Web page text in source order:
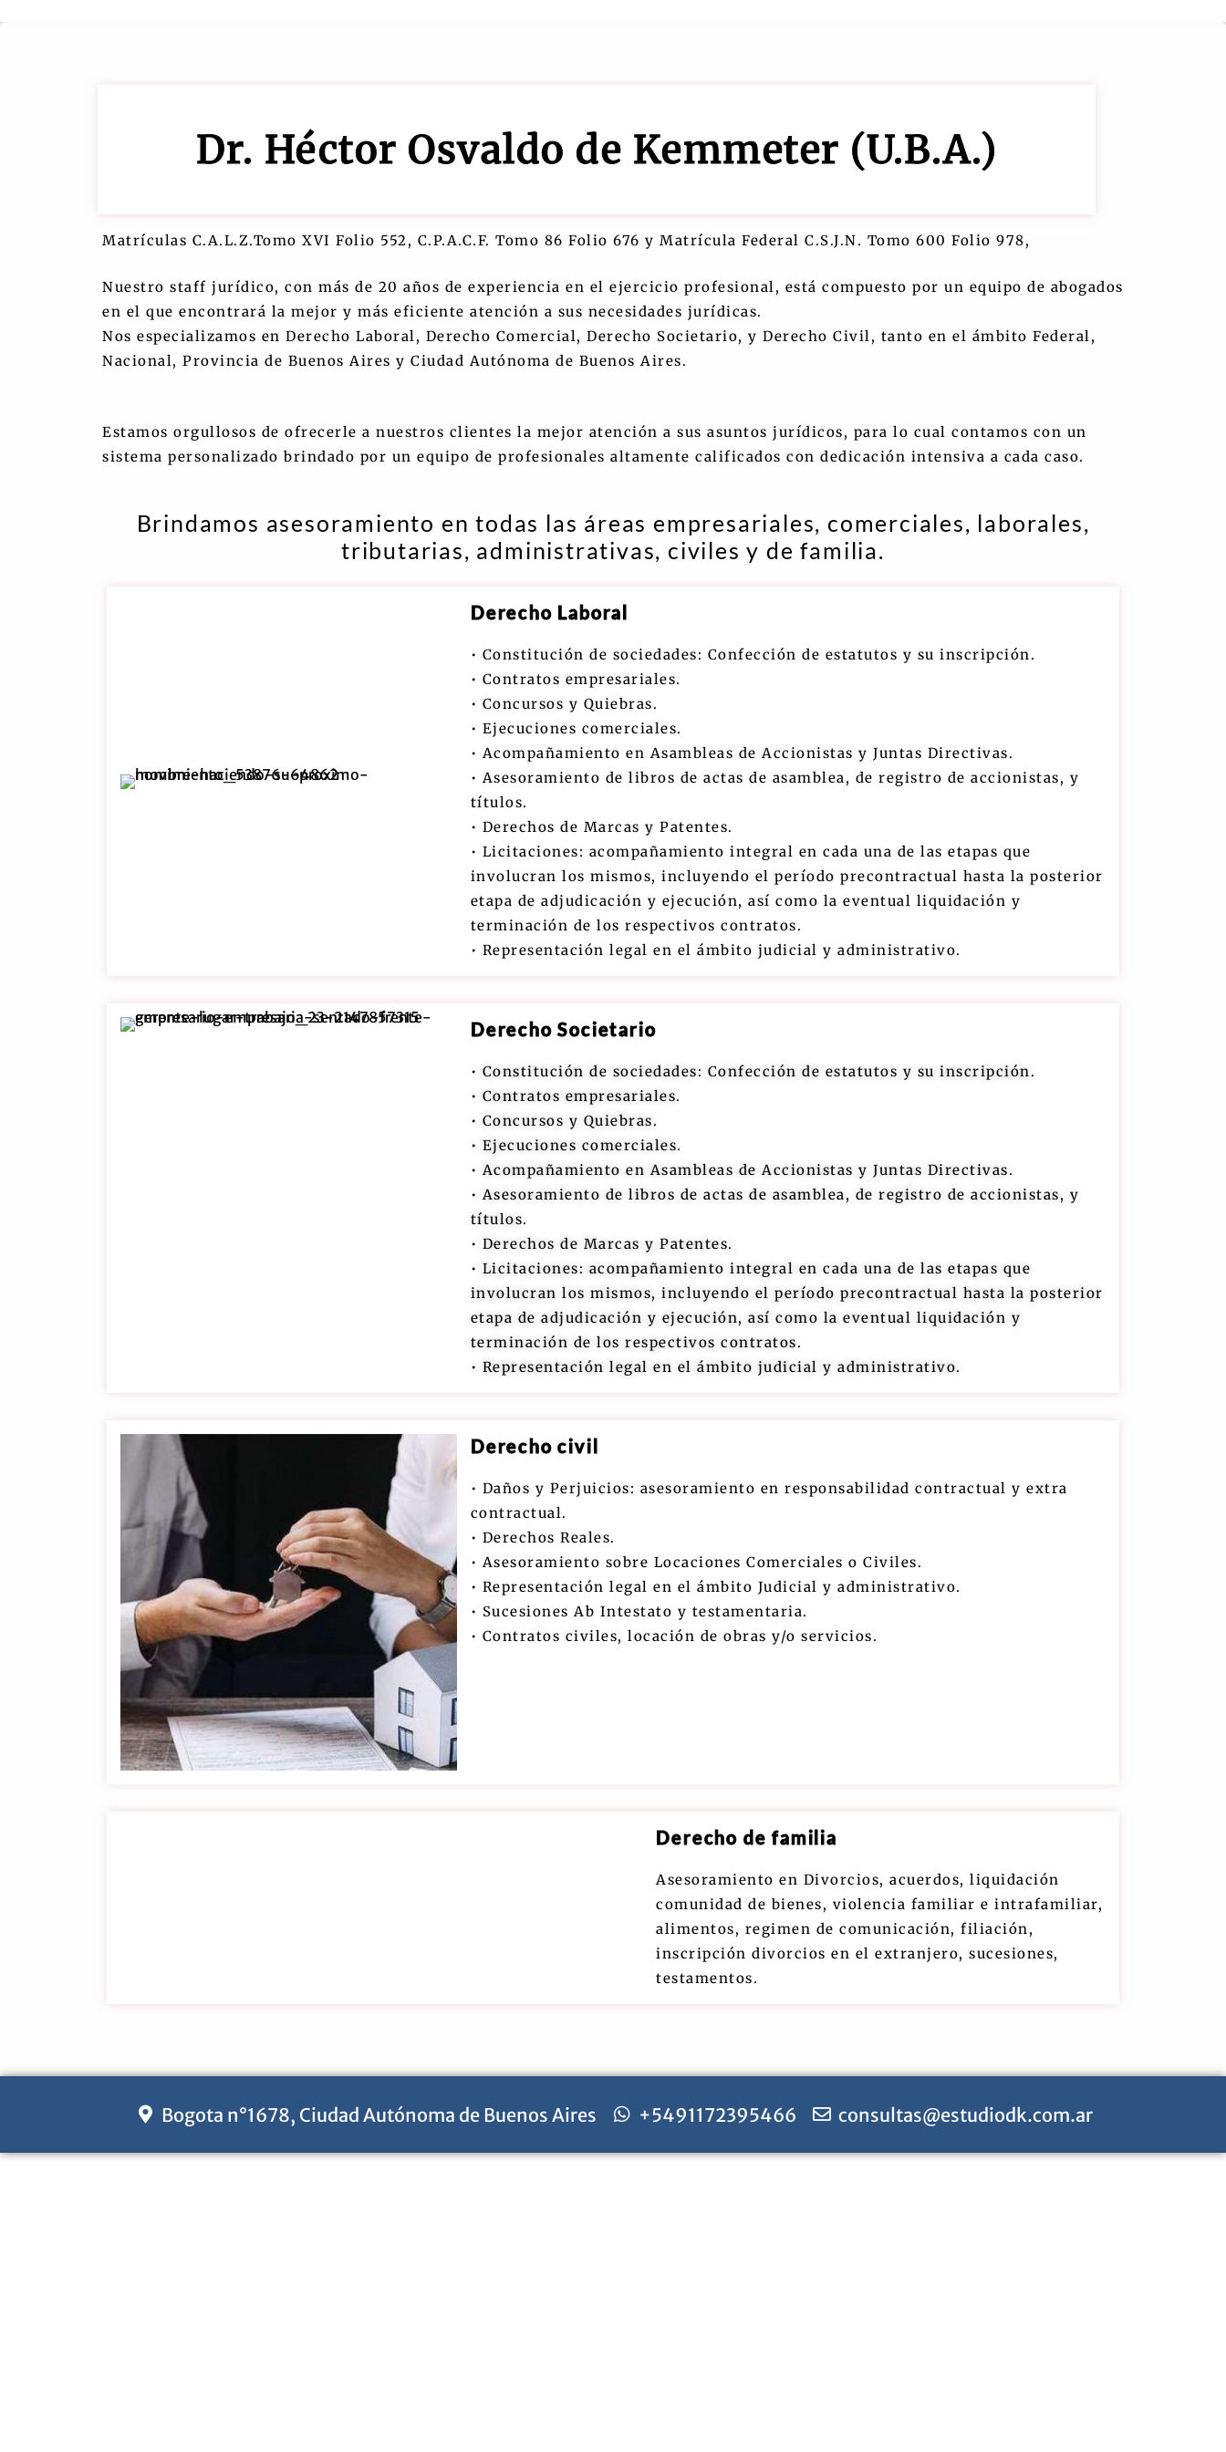
Dr. Héctor Osvaldo de Kemmeter (U.B.A.)
Matrículas C.A.L.Z.Tomo XVI Folio 552, C.P.A.C.F. Tomo 86 Folio 676 y Matrícula Federal C.S.J.N. Tomo 600 Folio 978,
Nuestro staff jurídico, con más de 20 años de experiencia en el ejercicio profesional, está compuesto por un equipo de abogados
en el que encontrará la mejor y más eficiente atención a sus necesidades jurídicas.
Nos especializamos en Derecho Laboral, Derecho Comercial, Derecho Societario, y Derecho Civil, tanto en el ámbito Federal,
Nacional, Provincia de Buenos Aires y Ciudad Autónoma de Buenos Aires.
Estamos orgullosos de ofrecerle a nuestros clientes la mejor atención a sus asuntos jurídicos, para lo cual contamos con un
sistema personalizado brindado por un equipo de profesionales altamente calificados con dedicación intensiva a cada caso.
Brindamos asesoramiento en todas las áreas empresariales, comerciales, laborales,
tributarias, administrativas, civiles y de familia.
Derecho Laboral
• Constitución de sociedades: Confección de estatutos y su inscripción.
• Contratos empresariales.
• Concursos y Quiebras.
• Ejecuciones comerciales.
• Acompañamiento en Asambleas de Accionistas y Juntas Directivas.
• Asesoramiento de libros de actas de asamblea, de registro de accionistas, y
títulos.
• Derechos de Marcas y Patentes.
• Licitaciones: acompañamiento integral en cada una de las etapas que
involucran los mismos, incluyendo el período precontractual hasta la posterior
etapa de adjudicación y ejecución, así como la eventual liquidación y
terminación de los respectivos contratos.
• Representación legal en el ámbito judicial y administrativo.
Derecho Societario
• Constitución de sociedades: Confección de estatutos y su inscripción.
• Contratos empresariales.
• Concursos y Quiebras.
• Ejecuciones comerciales.
• Acompañamiento en Asambleas de Accionistas y Juntas Directivas.
• Asesoramiento de libros de actas de asamblea, de registro de accionistas, y
títulos.
• Derechos de Marcas y Patentes.
• Licitaciones: acompañamiento integral en cada una de las etapas que
involucran los mismos, incluyendo el período precontractual hasta la posterior
etapa de adjudicación y ejecución, así como la eventual liquidación y
terminación de los respectivos contratos.
• Representación legal en el ámbito judicial y administrativo.
Derecho civil
• Daños y Perjuicios: asesoramiento en responsabilidad contractual y extra
contractual.
• Derechos Reales.
• Asesoramiento sobre Locaciones Comerciales o Civiles.
• Representación legal en el ámbito Judicial y administrativo.
• Sucesiones Ab Intestato y testamentaria.
• Contratos civiles, locación de obras y/o servicios.
Derecho de familia
Asesoramiento en Divorcios, acuerdos, liquidación
comunidad de bienes, violencia familiar e intrafamiliar,
alimentos, regimen de comunicación, filiación,
inscripción divorcios en el extranjero, sucesiones,
testamentos.
Bogota n°1678, Ciudad Autónoma de Buenos Aires +5491172395466 consultas@estudiodk.com.ar